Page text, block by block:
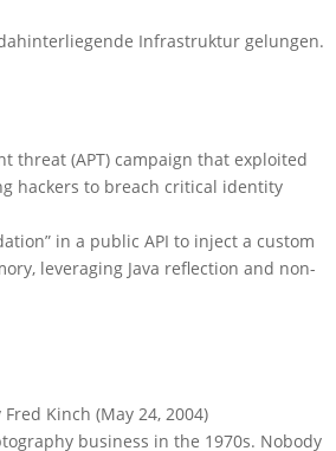
Infrastruktur gelungen.
threat (APT) campaign that exploited
hackers to breach critical identity
in a public API to inject a custom
leveraging Java reflection and non-
Kinch (May 24, 2004)
business in the 1970s. Nobody